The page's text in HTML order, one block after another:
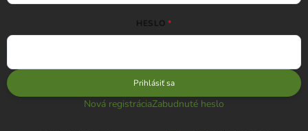
HESLO
Prihlásiť sa
Nová registráciaZabudnuté heslo